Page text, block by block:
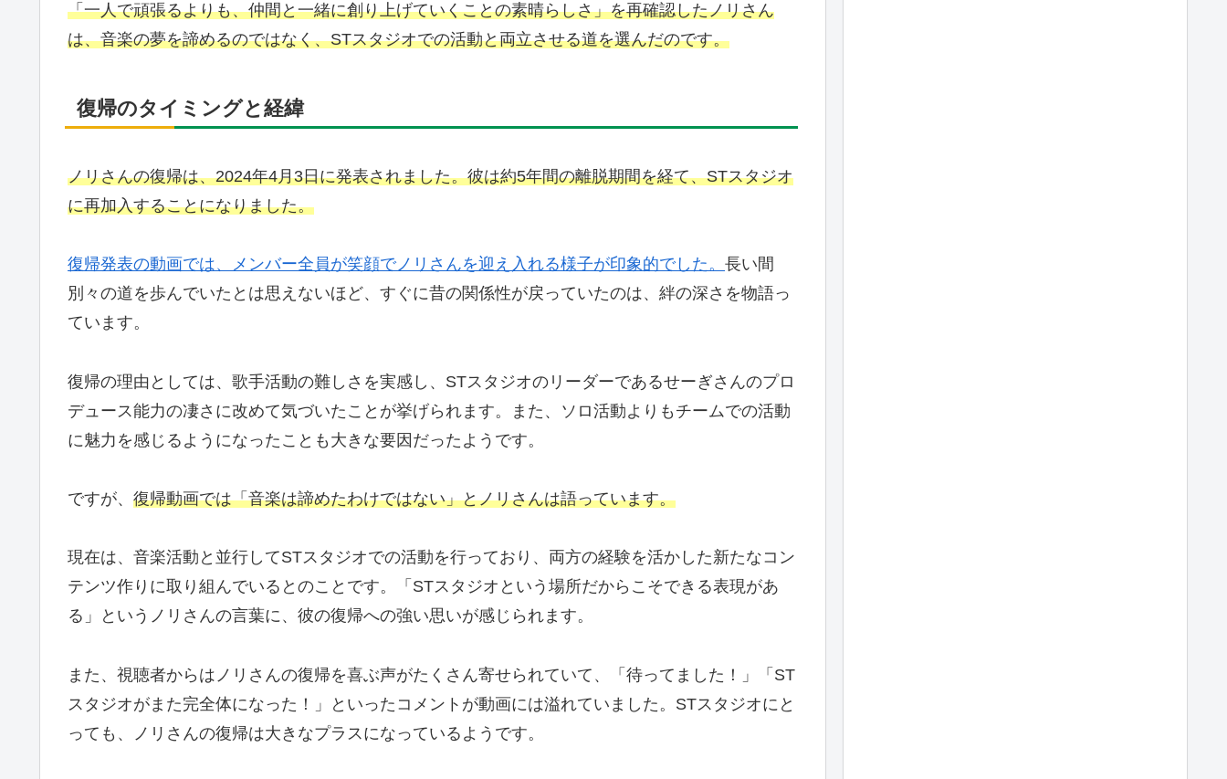
「一人で頑張るよりも、仲間と一緒に創り上げていくことの素晴らしさ」を再確認したノリさん
は、音楽の夢を諦めるのではなく、STスタジオでの活動と両立させる道を選んだのです。
復帰のタイミングと経緯
ノリさんの復帰は、2024年4月3日に発表されました。彼は約5年間の離脱期間を経て、STスタジオ
に再加入することになりました。
復帰発表の動画では、メンバー全員が笑顔でノリさんを迎え入れる様子が印象的でした。 長い間
別々の道を歩んでいたとは思えないほど、すぐに昔の関係性が戻っていたのは、絆の深さを物語っ
ています。
復帰の理由としては、歌手活動の難しさを実感し、STスタジオのリーダーであるせーぎさんのプロ
デュース能力の凄さに改めて気づいたことが挙げられます。また、ソロ活動よりもチームでの活動
に魅力を感じるようになったことも大きな要因だったようです。
ですが、 復帰動画では「音楽は諦めたわけではない」とノリさんは語っています。
現在は、音楽活動と並行してSTスタジオでの活動を行っており、両方の経験を活かした新たなコン
テンツ作りに取り組んでいるとのことです。「STスタジオという場所だからこそできる表現があ
る」というノリさんの言葉に、彼の復帰への強い思いが感じられます。
また、視聴者からはノリさんの復帰を喜ぶ声がたくさん寄せられていて、「待ってました！」「ST
スタジオがまた完全体になった！」といったコメントが動画には溢れていました。STスタジオにと
っても、ノリさんの復帰は大きなプラスになっているようです。